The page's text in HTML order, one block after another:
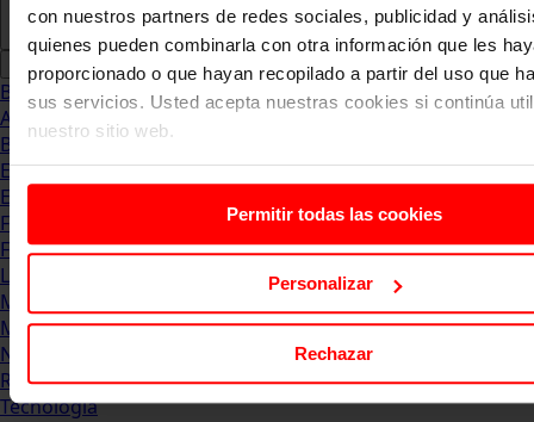
con nuestros partners de redes sociales, publicidad y
quienes pueden combinarla con otra información que les
proporcionado o que hayan recopilado a partir del uso que
sus servicios. Usted acepta nuestras cookies si continúa
nuestro sitio web.
Permitir todas las cookies
Personalizar
Rechazar
Blog
Abogacia
Business
Empleo & Emprendimiento
Empresas
Finanzas
Formación & Estudios
Luxury
Management
Marketing & Comunicación
Negocios
Recursos Humanos
Tecnología